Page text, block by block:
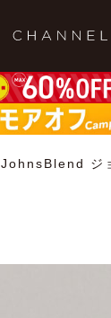
JohnsBlend ジ